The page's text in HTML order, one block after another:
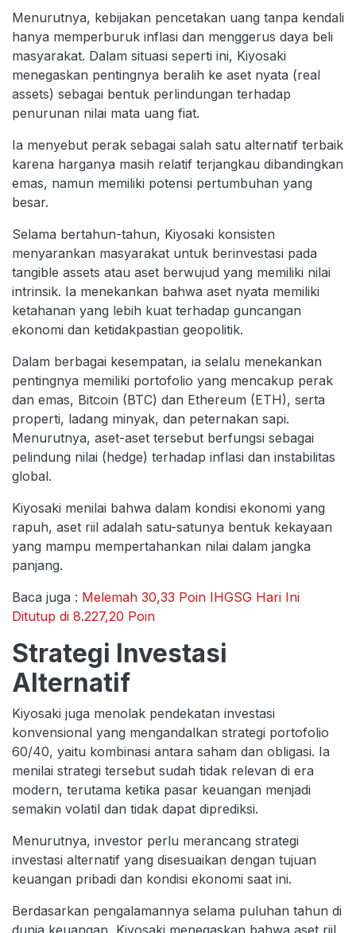
Menurutnya, kebijakan pencetakan uang tanpa kendali
hanya memperburuk inflasi dan menggerus daya beli
masyarakat. Dalam situasi seperti ini, Kiyosaki
menegaskan pentingnya beralih ke aset nyata (real
assets) sebagai bentuk perlindungan terhadap
penurunan nilai mata uang fiat.
Ia menyebut perak sebagai salah satu alternatif terbaik
karena harganya masih relatif terjangkau dibandingkan
emas, namun memiliki potensi pertumbuhan yang
besar.
Selama bertahun-tahun, Kiyosaki konsisten
menyarankan masyarakat untuk berinvestasi pada
tangible assets atau aset berwujud yang memiliki nilai
intrinsik. Ia menekankan bahwa aset nyata memiliki
ketahanan yang lebih kuat terhadap guncangan
ekonomi dan ketidakpastian geopolitik.
Dalam berbagai kesempatan, ia selalu menekankan
pentingnya memiliki portofolio yang mencakup perak
dan emas, Bitcoin (BTC) dan Ethereum (ETH), serta
properti, ladang minyak, dan peternakan sapi.
Menurutnya, aset-aset tersebut berfungsi sebagai
pelindung nilai (hedge) terhadap inflasi dan instabilitas
global.
Kiyosaki menilai bahwa dalam kondisi ekonomi yang
rapuh, aset riil adalah satu-satunya bentuk kekayaan
yang mampu mempertahankan nilai dalam jangka
panjang.
Baca juga : Melemah 30,33 Poin IHGSG Hari Ini
Ditutup di 8.227,20 Poin
Strategi Investasi
Alternatif
Kiyosaki juga menolak pendekatan investasi
konvensional yang mengandalkan strategi portofolio
60/40, yaitu kombinasi antara saham dan obligasi. Ia
menilai strategi tersebut sudah tidak relevan di era
modern, terutama ketika pasar keuangan menjadi
semakin volatil dan tidak dapat diprediksi.
Menurutnya, investor perlu merancang strategi
investasi alternatif yang disesuaikan dengan tujuan
keuangan pribadi dan kondisi ekonomi saat ini.
Berdasarkan pengalamannya selama puluhan tahun di
dunia keuangan, Kiyosaki menegaskan bahwa aset riil